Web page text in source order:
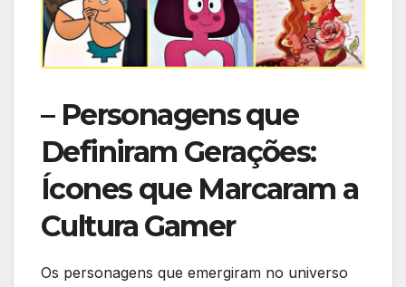
– Personagens ⁣que
Definiram Gerações:
Ícones que Marcaram a
Cultura⁤ Gamer
Os personagens​ que emergiram ⁢no universo